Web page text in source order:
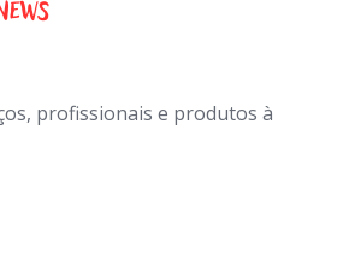
profissionais e produtos à